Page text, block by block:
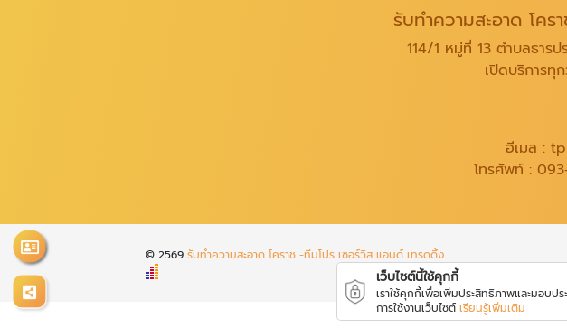
รับทำความสะอาด โค
114/1 หมู่ที่ 13 ตำบลธาร
เปิดบริการทุ
อีเมล :
โทรศัพท์ :
© 2569รับทำความสะอาด โคราช -ทีมโปร เซอร์วิส แอนด์ เทรดดิ้ง
เว็บไซต์นี้ใช้คุกกี้
เราใช้คุกกี้เพื่อเพิ่มประสิทธิภาพและมอบ
การใช้งานเว็บไซต์ เรียนรู้เพิ่มเติม